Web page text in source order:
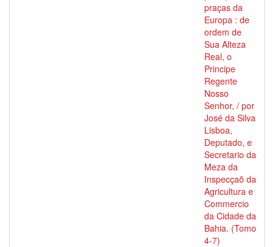
praças da
Europa : de
ordem de
Sua Alteza
Real, o
Principe
Regente
Nosso
Senhor, / por
José da Silva
Lisboa,
Deputado, e
Secretario da
Meza da
Inspecçaõ da
Agricultura e
Commercio
da Cidade da
Bahia. (Tomo
4-7)